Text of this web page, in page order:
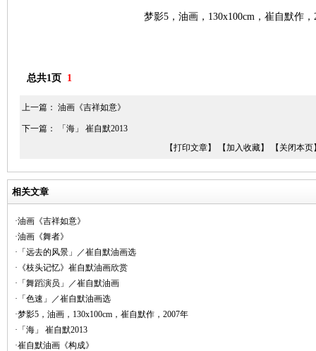
梦影5，油画，130x100cm，崔自默作，
总共1页 1
上一篇： 油画《吉祥如意》
下一篇：
「海」 崔自默2013
【打印文章】
【加入收藏】 【关闭本页
相关文章
·油画《吉祥如意》
·油画《舞者》
·「远去的风景」／崔自默油画选
·《枝头记忆》崔自默油画欣赏
·「舞蹈演员」／崔自默油画
·「色速」／崔自默油画选
·梦影5，油画，130x100cm，崔自默作，2007年
·「海」 崔自默2013
·崔自默油画《构成》